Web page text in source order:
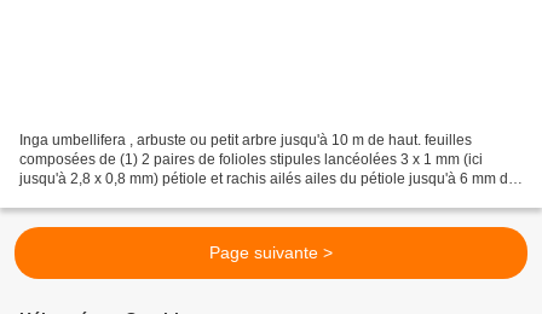
Inga umbellifera , arbuste ou petit arbre jusqu'à 10 m de haut. feuilles
composées de (1) 2 paires de folioles stipules lancéolées 3 x 1 mm (ici
jusqu'à 2,8 x 0,8 mm) pétiole et rachis ailés ailes du pétiole jusqu'à 6 mm de
Page suivante >